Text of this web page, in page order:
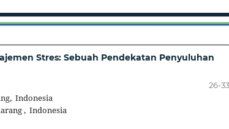
Stres: Sebuah Pendekatan Penyuluhan
Indonesia
, Indonesia
26-33